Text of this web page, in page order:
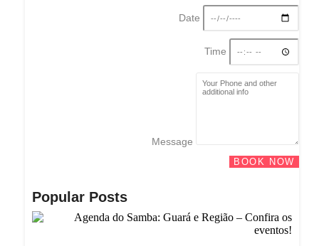
Date
Time
Message
BOOK NOW
Popular Posts